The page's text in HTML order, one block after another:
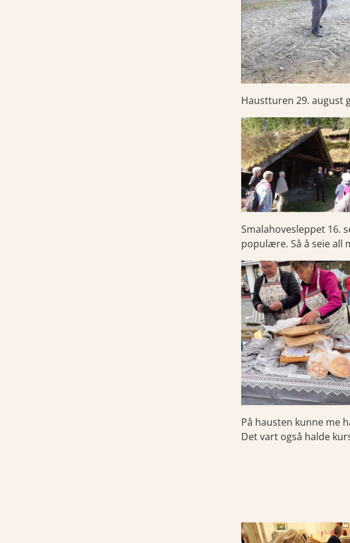
Haustturen 29. august
Smalahovesleppet 16.
populære. Så å seie all
På hausten kunne me
Det vart også halde